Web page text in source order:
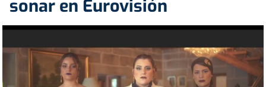
sonar en Eurovisión